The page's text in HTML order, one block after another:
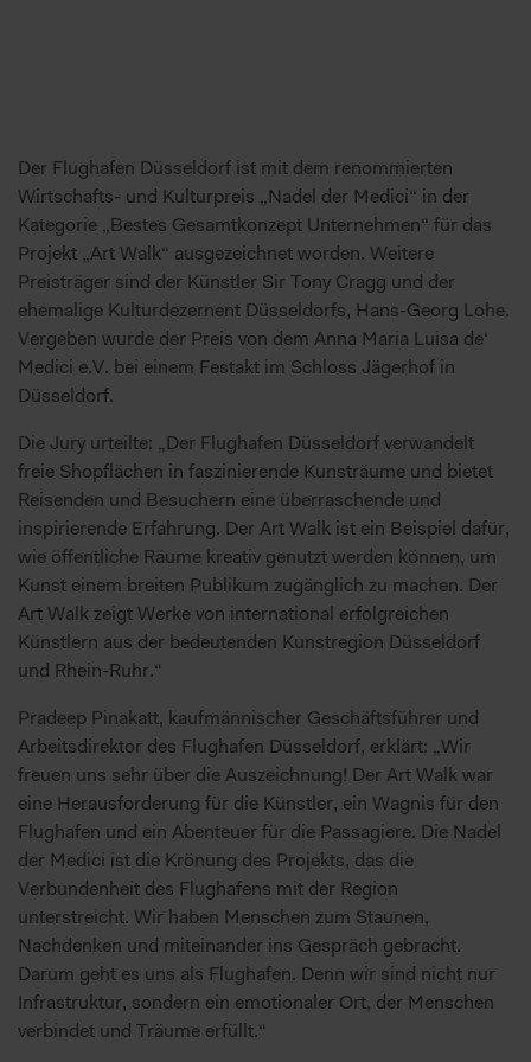
Der Flughafen Düsseldorf ist mit dem renommierten
Wirtschafts- und Kulturpreis „Nadel der Medici“ in der
Kategorie „Bestes Gesamtkonzept Unternehmen“ für das
Projekt „Art Walk“ ausgezeichnet worden. Weitere
Preisträger sind der Künstler Sir Tony Cragg und der
ehemalige Kulturdezernent Düsseldorfs, Hans-Georg Lohe.
Vergeben wurde der Preis von dem Anna Maria Luisa de‘
Medici e.V. bei einem Festakt im Schloss Jägerhof in
Düsseldorf.
Die Jury urteilte: „Der Flughafen Düsseldorf verwandelt
freie Shopflächen in faszinierende Kunsträume und bietet
Reisenden und Besuchern eine überraschende und
inspirierende Erfahrung. Der Art Walk ist ein Beispiel dafür,
wie öffentliche Räume kreativ genutzt werden können, um
Kunst einem breiten Publikum zugänglich zu machen. Der
Art Walk zeigt Werke von international erfolgreichen
Künstlern aus der bedeutenden Kunstregion Düsseldorf
und Rhein-Ruhr.“
Pradeep Pinakatt, kaufmännischer Geschäftsführer und
Arbeitsdirektor des Flughafen Düsseldorf, erklärt: „Wir
freuen uns sehr über die Auszeichnung! Der Art Walk war
eine Herausforderung für die Künstler, ein Wagnis für den
Flughafen und ein Abenteuer für die Passagiere. Die Nadel
der Medici ist die Krönung des Projekts, das die
Verbundenheit des Flughafens mit der Region
unterstreicht. Wir haben Menschen zum Staunen,
Nachdenken und miteinander ins Gespräch gebracht.
Darum geht es uns als Flughafen. Denn wir sind nicht nur
Infrastruktur, sondern ein emotionaler Ort, der Menschen
verbindet und Träume erfüllt.“